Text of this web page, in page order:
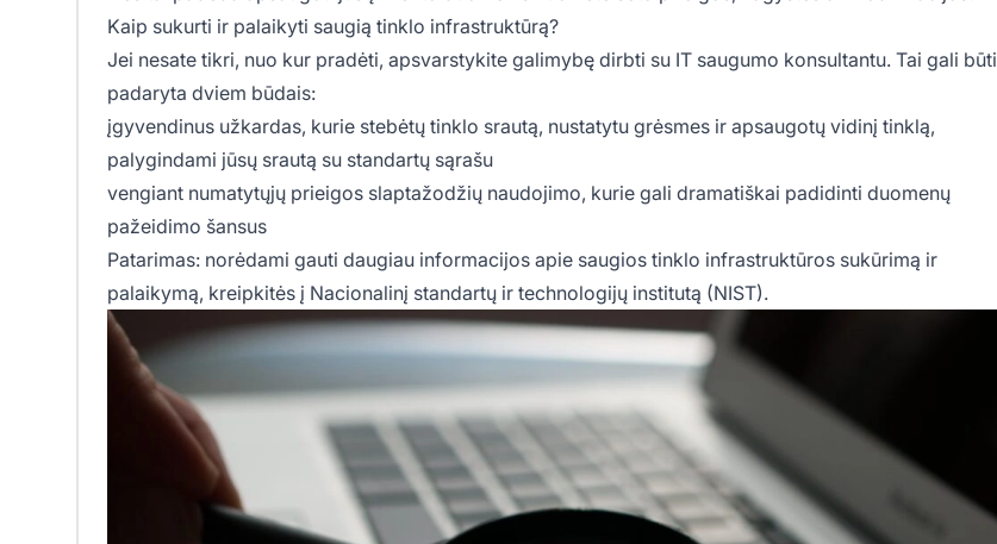
Kaip sukurti ir palaikyti saugią tinklo infrastruktūrą?
Jei nesate tikri, nuo kur pradėti, apsvarstykite galimybę dirbti su IT saugumo konsultantu. Tai gali būti
padaryta dviem būdais:
įgyvendinus užkardas, kurie stebėtų tinklo srautą, nustatytu grėsmes ir apsaugotų vidinį tinklą,
palygindami jūsų srautą su standartų sąrašu
vengiant numatytųjų prieigos slaptažodžių naudojimo, kurie gali dramatiškai padidinti duomenų
pažeidimo šansus
Patarimas: norėdami gauti daugiau informacijos apie saugios tinklo infrastruktūros sukūrimą ir
palaikymą, kreipkitės į Nacionalinį standartų ir technologijų institutą (NIST).